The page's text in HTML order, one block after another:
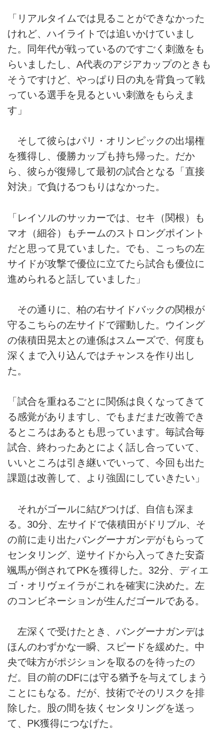
「リアルタイムでは見ることができなかった
けれど、ハイライトでは追いかけていまし
た。同年代が戦っているのですごく刺激をも
らいましたし、A代表のアジアカップのときも
そうですけど、やっぱり日の丸を背負って戦
っている選手を見るといい刺激をもらえま
す」
そして彼らはパリ・オリンピックの出場権
を獲得し、優勝カップも持ち帰った。だか
ら、彼らが復帰して最初の試合となる「直接
対決」で負けるつもりはなかった。
「レイソルのサッカーでは、セキ（関根）も
マオ（細谷）もチームのストロングポイント
だと思って見ていました。でも、こっちの左
サイドが攻撃で優位に立てたら試合も優位に
進められると話していました」
その通りに、柏の右サイドバックの関根が
守るこちらの左サイドで躍動した。ウイング
の俵積田晃太との連係はスムーズで、何度も
深くまで入り込んではチャンスを作り出し
た。
「試合を重ねるごとに関係は良くなってきて
る感覚がありますし、でもまだまだ改善でき
るところはあるとも思っています。毎試合毎
試合、終わったあとによく話し合っていて、
いいところは引き継いでいって、今回も出た
課題は改善して、より強固にしていきたい」
それがゴールに結びつけば、自信も深ま
る。30分、左サイドで俵積田がドリブル、そ
の前に走り出たバングーナガンデがもらって
センタリング、逆サイドから入ってきた安斎
颯馬が倒されてPKを獲得した。32分、ディエ
ゴ・オリヴェイラがこれを確実に決めた。左
のコンビネーションが生んだゴールである。
左深くで受けたとき、バングーナガンデは
ほんのわずかな一瞬、スピードを緩めた。中
央で味方がポジションを取るのを待ったの
だ。目の前のDFには守る猶予を与えてしまう
ことにもなる。だが、技術でそのリスクを排
除した。股の間を抜くセンタリングを送っ
て、PK獲得につなげた。